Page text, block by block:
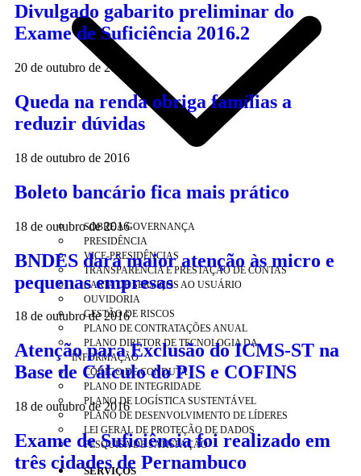
SOBRE A GOVERNANÇA
PRESIDÊNCIA
VICE-PRESIDÊNCIAS
TRANSPARÊNCIA E PRESTAÇÃO DE CONTAS
CARTA DE SERVIÇOS AO USUÁRIO
OUVIDORIA
GESTÃO DE RISCOS
PLANO DE CONTRATAÇÕES ANUAL
PLANO DIRETOR DE TECNOLOGIA DA
INFORMAÇÃO
CÓDIGO DE CONDUTA
PLANO DE INTEGRIDADE
PLANO DE LOGÍSTICA SUSTENTÁVEL
PLANO DE DESENVOLVIMENTO DE LÍDERES
LEI GERAL DE PROTEÇÃO DE DADOS
PESQUISA DE SATISFAÇÃO
SERVIÇOS
Divulgado gabarito preliminar do
Exame de Suficiência 2016.2
20 de outubro de 2016
Queda na renda obriga famílias a
reduzir dúvidas
18 de outubro de 2016
Boleto bancário fica mais prático
18 de outubro de 2016
BNDES dará maior atenção às micro e
pequenas empresas
18 de outubro de 2016
Atenção para Exclusão do ICMS-ST na
Base de Cálculo do PIS e COFINS
18 de outubro de 2016
Exame de Suficiência foi realizado em
três cidades de Pernambuco